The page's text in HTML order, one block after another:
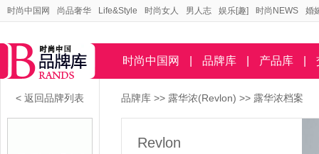
时尚中国网 尚品奢华 Life&Style 时尚女人 男人志 娱乐[趣] 时尚NEWS 婚
时尚中国网 品牌库 产品库
< 返回品牌列表 品牌库 >> 露华浓(Revlon) >> 露华浓档案
Revlon